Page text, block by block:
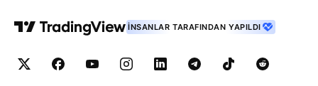
İNSANLAR TARAFINDAN YAPILDI